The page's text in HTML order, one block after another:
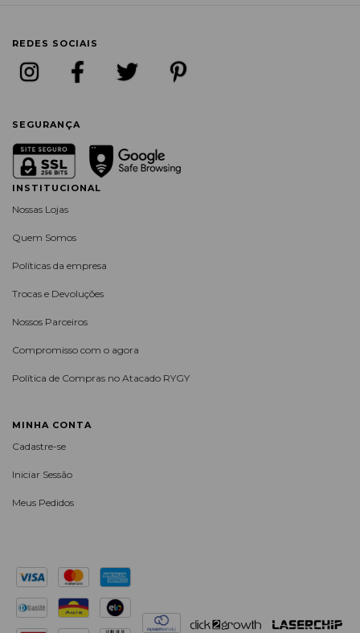
REDES SOCIAIS
SEGURANÇA
INSTITUCIONAL
Nossas Lojas
Quem Somos
Políticas da empresa
Trocas e Devoluções
Nossos Parceiros
Compromisso com o agora
Política de Compras no Atacado RYGY
MINHA CONTA
Cadastre-se
Iniciar Sessão
Meus Pedidos